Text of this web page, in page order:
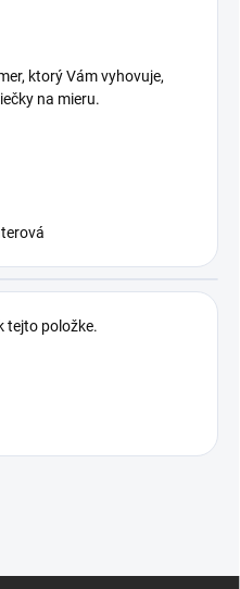
ktorý Vám vyhovuje,
na mieru.
tejto položke.